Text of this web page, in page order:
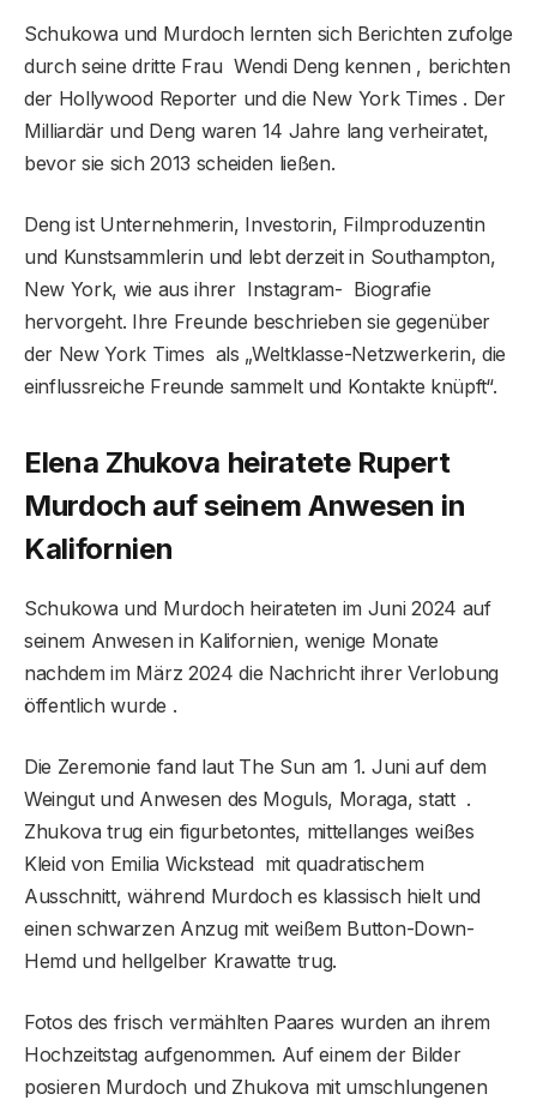
Schukowa und Murdoch lernten sich Berichten zufolge
durch seine dritte Frau Wendi Deng kennen , berichten
der Hollywood Reporter und die New York Times . Der
Milliardär und Deng waren 14 Jahre lang verheiratet,
bevor sie sich 2013 scheiden ließen.
Deng ist Unternehmerin, Investorin, Filmproduzentin
und Kunstsammlerin und lebt derzeit in Southampton,
New York, wie aus ihrer Instagram- Biografie
hervorgeht. Ihre Freunde beschrieben sie gegenüber
der New York Times als „Weltklasse-Netzwerkerin, die
einflussreiche Freunde sammelt und Kontakte knüpft“.
Elena Zhukova heiratete Rupert
Murdoch auf seinem Anwesen in
Kalifornien
Schukowa und Murdoch heirateten im Juni 2024 auf
seinem Anwesen in Kalifornien, wenige Monate
nachdem im März 2024 die Nachricht ihrer Verlobung
öffentlich wurde .
Die Zeremonie fand laut The Sun am 1. Juni auf dem
Weingut und Anwesen des Moguls, Moraga, statt .
Zhukova trug ein figurbetontes, mittellanges weißes
Kleid von Emilia Wickstead mit quadratischem
Ausschnitt, während Murdoch es klassisch hielt und
einen schwarzen Anzug mit weißem Button-Down-
Hemd und hellgelber Krawatte trug.
Fotos des frisch vermählten Paares wurden an ihrem
Hochzeitstag aufgenommen. Auf einem der Bilder
posieren Murdoch und Zhukova mit umschlungenen